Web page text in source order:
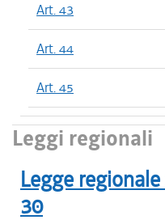
Art. 43
Art. 44
Art. 45
Leggi regionali
Legge regionale
30